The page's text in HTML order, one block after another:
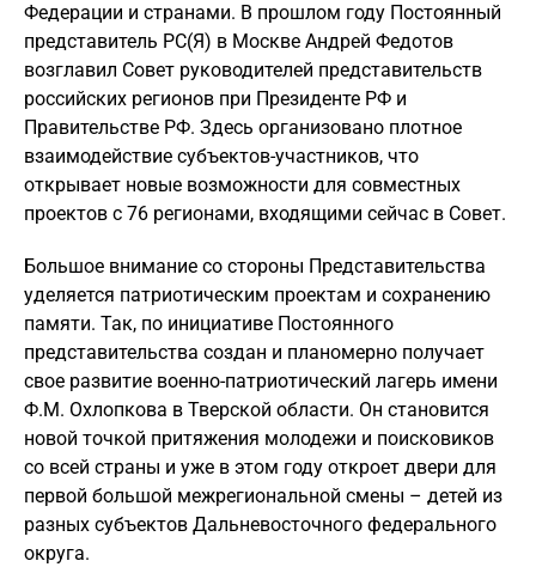
Федерации и странами. В прошлом году Постоянный
представитель РС(Я) в Москве Андрей Федотов
возглавил Совет руководителей представительств
российских регионов при Президенте РФ и
Правительстве РФ. Здесь организовано плотное
взаимодействие субъектов-участников, что
открывает новые возможности для совместных
проектов с 76 регионами, входящими сейчас в Совет.
Большое внимание со стороны Представительства
уделяется патриотическим проектам и сохранению
памяти. Так, по инициативе Постоянного
представительства создан и планомерно получает
свое развитие военно-патриотический лагерь имени
Ф.М. Охлопкова в Тверской области. Он становится
новой точкой притяжения молодежи и поисковиков
со всей страны и уже в этом году откроет двери для
первой большой межрегиональной смены – детей из
разных субъектов Дальневосточного федерального
округа.